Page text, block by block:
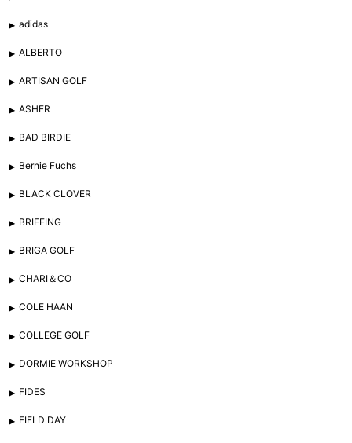
adidas
ALBERTO
ARTISAN GOLF
ASHER
BAD BIRDIE
Bernie Fuchs
BLACK CLOVER
BRIEFING
BRIGA GOLF
CHARI＆CO
COLE HAAN
COLLEGE GOLF
DORMIE WORKSHOP
FIDES
FIELD DAY